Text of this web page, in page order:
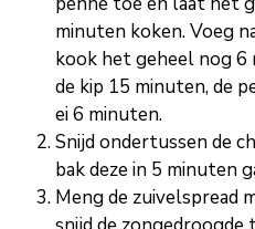
minuten koken. Voeg
kook het geheel nog
de kip 15 minuten, de
ei 6 minuten.
Snijd ondertussen de
bak deze in 5 minuten
Meng de zuivelspread